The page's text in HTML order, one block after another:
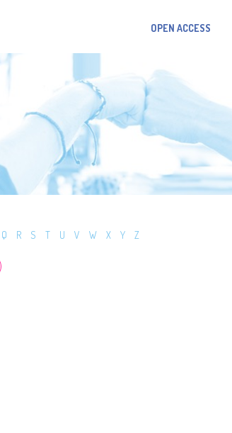
OPEN ACCESS
Q R S T U V W X Y Z